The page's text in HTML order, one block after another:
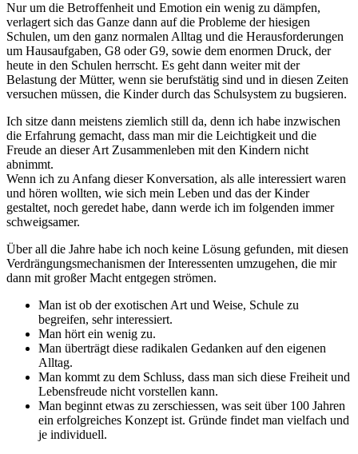
Nur um die Betroffenheit und Emotion ein wenig zu dämpfen,
verlagert sich das Ganze dann auf die Probleme der hiesigen
Schulen, um den ganz normalen Alltag und die Herausforderungen
um Hausaufgaben, G8 oder G9, sowie dem enormen Druck, der
heute in den Schulen herrscht. Es geht dann weiter mit der
Belastung der Mütter, wenn sie berufstätig sind und in diesen Zeiten
versuchen müssen, die Kinder durch das Schulsystem zu bugsieren.
Ich sitze dann meistens ziemlich still da, denn ich habe inzwischen
die Erfahrung gemacht, dass man mir die Leichtigkeit und die
Freude an dieser Art Zusammenleben mit den Kindern nicht
abnimmt.
Wenn ich zu Anfang dieser Konversation, als alle interessiert waren
und hören wollten, wie sich mein Leben und das der Kinder
gestaltet, noch geredet habe, dann werde ich im folgenden immer
schweigsamer.
Über all die Jahre habe ich noch keine Lösung gefunden, mit diesen
Verdrängungsmechanismen der Interessenten umzugehen, die mir
dann mit großer Macht entgegen strömen.
Man ist ob der exotischen Art und Weise, Schule zu
begreifen, sehr interessiert.
Man hört ein wenig zu.
Man überträgt diese radikalen Gedanken auf den eigenen
Alltag.
Man kommt zu dem Schluss, dass man sich diese Freiheit und
Lebensfreude nicht vorstellen kann.
Man beginnt etwas zu zerschiessen, was seit über 100 Jahren
ein erfolgreiches Konzept ist. Gründe findet man vielfach und
je individuell.